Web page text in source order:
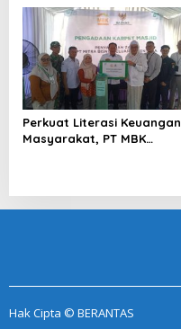
Sentimen Pasar
Perkuat Literasi Keuangan
Masyarakat, PT MBK
Hak Cipta © BERANTAS